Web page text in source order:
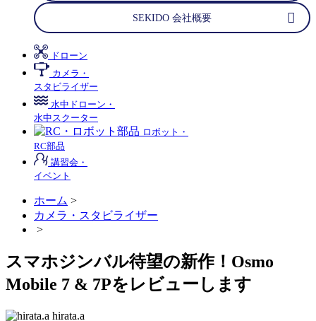
SEKIDO 会社概要
ドローン
カメラ・
スタビライザー
水中ドローン・
水中スクーター
ロボット・
RC部品
講習会・
イベント
ホーム >
カメラ・スタビライザー
>
スマホジンバル待望の新作！Osmo
Mobile 7 & 7Pをレビューします
hirata.a